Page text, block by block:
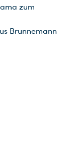
zum
Brunnemann